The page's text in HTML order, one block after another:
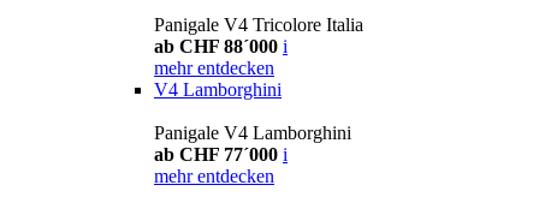
Panigale V4 Tricolore Italia
ab CHF 88´000 i
mehr entdecken
V4 Lamborghini
Panigale V4 Lamborghini
ab CHF 77´000 i
mehr entdecken